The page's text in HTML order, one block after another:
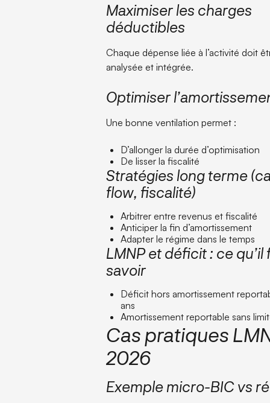
Maximiser les charges
déductibles
Chaque dépense liée à l’activité doit
analysée et intégrée.
Optimiser
Une bonne ventilation permet :
D’allonger la durée d’optimisation
De lisser la fiscalité
Stratégies long terme
flow, fiscalité)
Arbitrer entre revenus et fiscalité
Anticiper la fin d’amortissement
Adapter le régime dans le temps
LMNP et déficit : ce qu’il
savoir
Déficit hors amortissement
ans
Amortissement reportable sans
Cas pratiques
2026
Exemple micro-BIC vs